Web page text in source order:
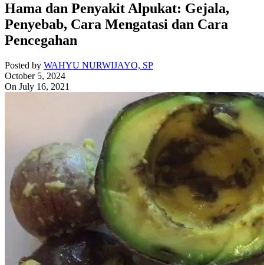
Hama dan Penyakit Alpukat: Gejala,
Penyebab, Cara Mengatasi dan Cara
Pencegahan
Posted by WAHYU NURWIJAYO, SP
October 5, 2024
On July 16, 2021